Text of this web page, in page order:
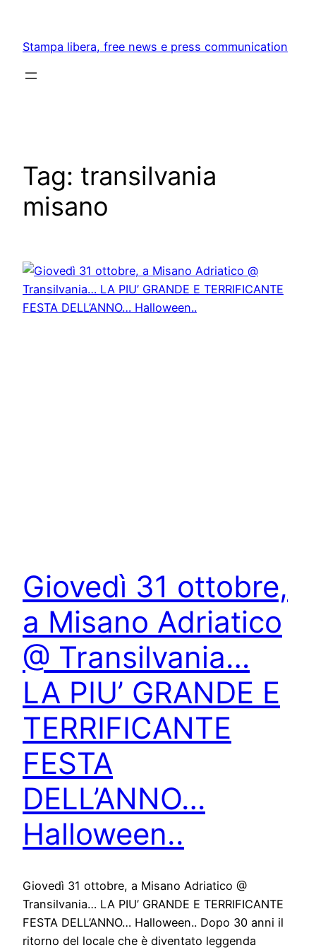
content
Stampa libera, free news e press communication
Tag: transilvania
misano
Giovedì 31 ottobre,
a Misano Adriatico
@ Transilvania…
LA PIU’ GRANDE E
TERRIFICANTE
FESTA
DELL’ANNO…
Halloween..
Giovedì 31 ottobre, a Misano Adriatico @
Transilvania… LA PIU’ GRANDE E TERRIFICANTE
FESTA DELL’ANNO… Halloween.. Dopo 30 anni il
ritorno del locale che è diventato leggenda